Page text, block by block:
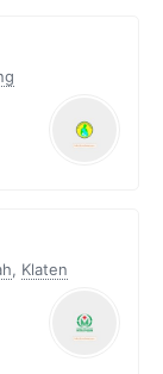
, Klaten